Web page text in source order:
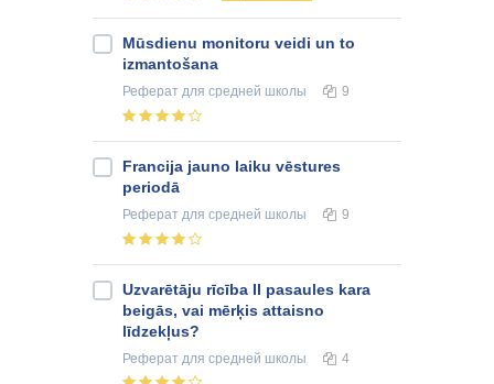
Mūsdienu monitoru veidi un to
izmantošana
Реферат для средней школы 9
Francija jauno laiku vēstures
periodā
Реферат для средней школы 9
Uzvarētāju rīcība II pasaules kara
beigās, vai mērķis attaisno
līdzekļus?
Реферат для средней школы 4